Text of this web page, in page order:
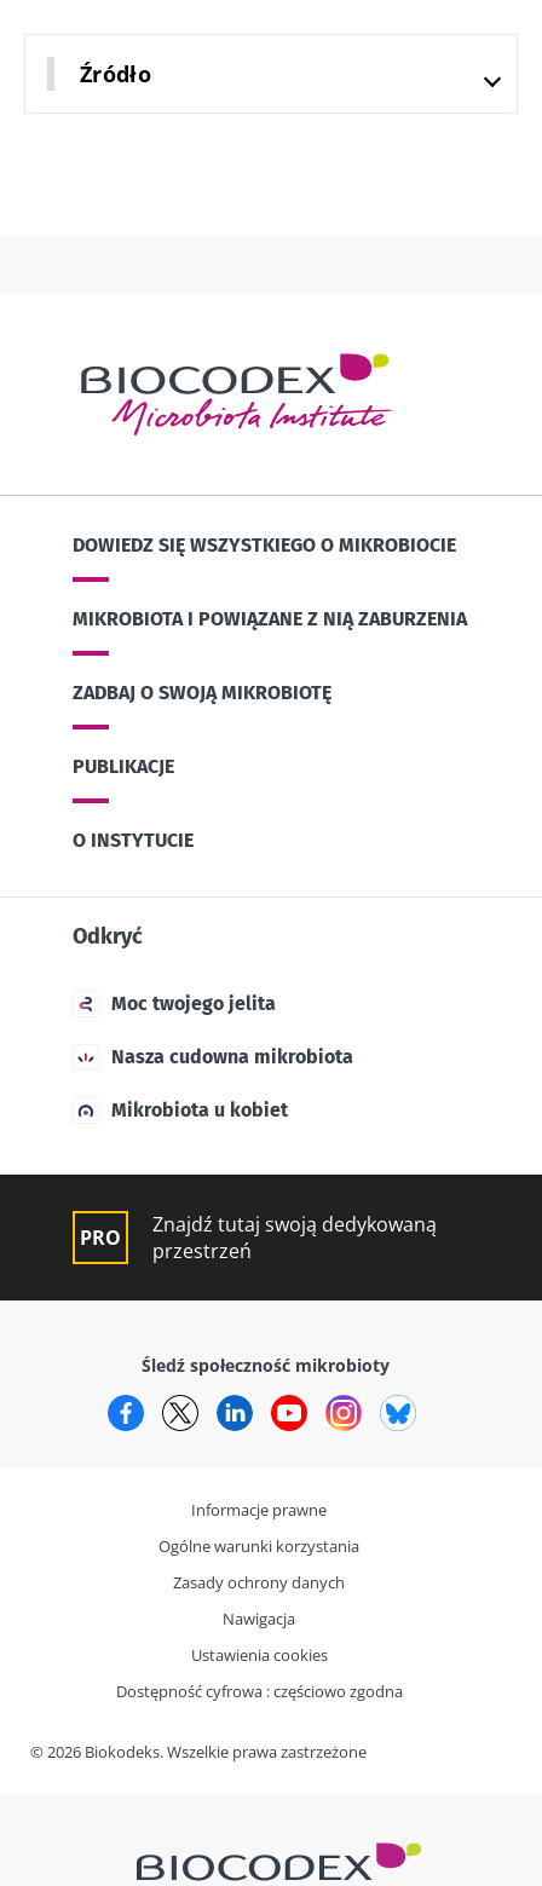
Źródło
DOWIEDZ SIĘ WSZYSTKIEGO O MIKROBIOCIE
MIKROBIOTA I POWIĄZANE Z NIĄ ZABURZENIA
ZADBAJ O SWOJĄ MIKROBIOTĘ
PUBLIKACJE
O INSTYTUCIE
Odkryć
Moc twojego jelita
Nasza cudowna mikrobiota
Mikrobiota u kobiet
Znajdź tutaj swoją dedykowaną
przestrzeń
Śledź społeczność mikrobioty
FacebookTwitterLinkedInYouTubeInstagram
© 2026 Biokodeks. Wszelkie prawa zastrzeżone
Informacje prawne
Ogólne warunki korzystania
Zasady ochrony danych
Nawigacja
Ustawienia cookies
Dostępność cyfrowa : częściowo zgodna